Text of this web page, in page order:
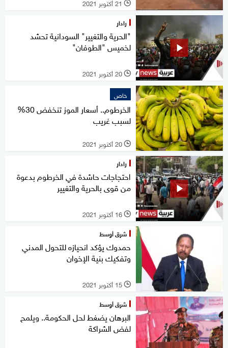
l 21 أكتوبر 2021
رادار
"الحرية والتغيير" السودانية تحشد
لخميس "الطوفان"
l 20 أكتوبر 2021
خاص
الخرطوم.. أسعار الموز تنخفض 30%
لسبب غريب
l 20 أكتوبر 2021
رادار
احتجاجات حاشدة في الخرطوم بدعوة
من قوى بالحرية والتغيير
l 16 أكتوبر 2021
شرق أوسط
حمدوك يؤكد انحيازه للتحول المدني
وتفكيك بنية الإخوان
l 15 أكتوبر 2021
شرق أوسط
البرهان يضغط لحل الحكومة.. ويلمح
لفض الشراكة